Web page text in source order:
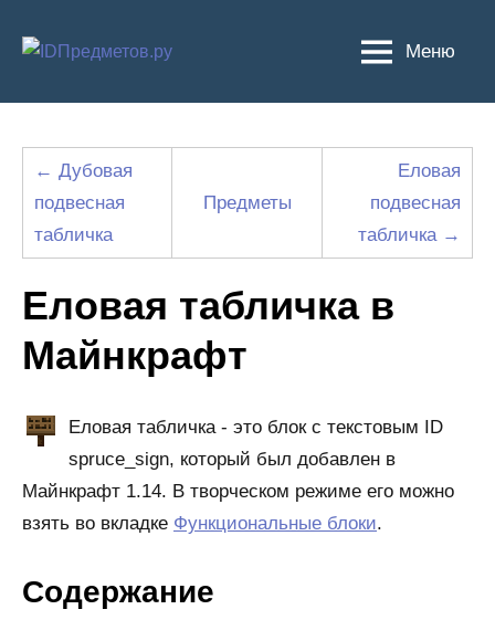
Меню
← Дубовая
подвесная
табличка
Предметы
Еловая
подвесная
табличка →
Еловая табличка в
Майнкрафт
Еловая табличка - это блок с текстовым ID
spruce_sign, который был добавлен в
Майнкрафт 1.14. В творческом режиме его можно
взять во вкладке Функциональные блоки.
Содержание